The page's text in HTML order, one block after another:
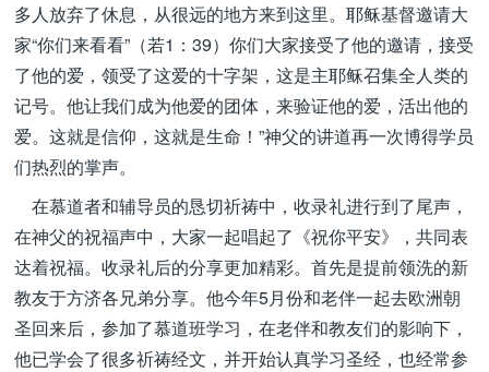
多人放弃了休息，从很远的地方来到这里。耶稣基督邀请大
家“你们来看看”（若1：39）你们大家接受了他的邀请，接受
了他的爱，领受了这爱的十字架，这是主耶稣召集全人类的
记号。他让我们成为他爱的团体，来验证他的爱，活出他的
爱。这就是信仰，这就是生命！”神父的讲道再一次博得学员
们热烈的掌声。
在慕道者和辅导员的恳切祈祷中，收录礼进行到了尾声，
在神父的祝福声中，大家一起唱起了《祝你平安》，共同表
达着祝福。收录礼后的分享更加精彩。首先是提前领洗的新
教友于方济各兄弟分享。他今年5月份和老伴一起去欧洲朝
圣回来后，参加了慕道班学习，在老伴和教友们的影响下，
他已学会了很多祈祷经文，并开始认真学习圣经，也经常参